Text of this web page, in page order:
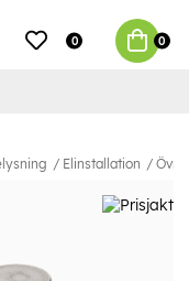
0 0
Elinstallation